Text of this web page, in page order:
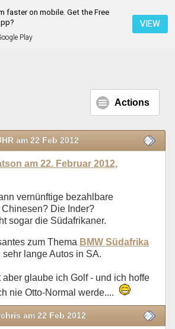
faster on mobile. Get the Free
Play
VIEW
China SUV bald auch in Deutschland ?
Actions
am 22 Feb 2012
am 22. Februar 2012,
vernünftige bezahlbare
Die Inder?
sogar die Südafrikaner.
zum Thema BMW Südafrika
lange Autos in SA.
aber glaube ich Golf - und ich hoffe
nie Otto-Normal werde....
am 22 Feb 2012